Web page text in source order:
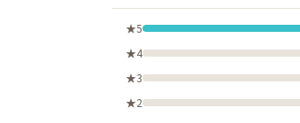
★5
★4
★3
★2